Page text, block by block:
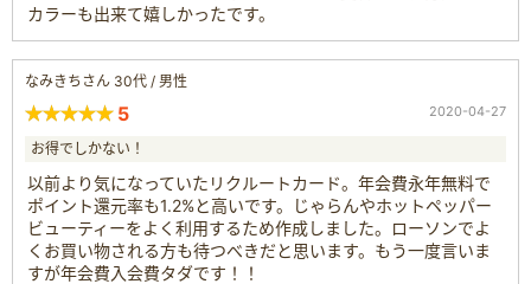
カラーも出来て嬉しかったです。
なみきちさん 30代 / 男性
5 2020-04-27
お得でしかない！
以前より気になっていたリクルートカード。年会費永年無料で
ポイント還元率も1.2%と高いです。じゃらんやホットペッパー
ビューティーをよく利用するため作成しました。ローソンでよ
くお買い物される方も待つべきだと思います。もう一度言いま
すが年会費入会費タダです！！